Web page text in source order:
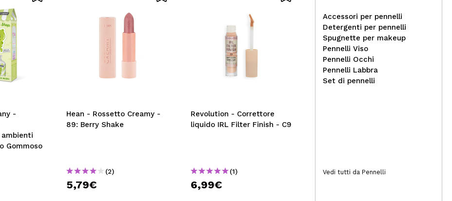
-
Gommoso
Hean - Rossetto Creamy -
89: Berry Shake
(2)
5,79€
Revolution - Correttore
liquido IRL Filter Finish - C9
(1)
6,99€
Martinelia - *Let´s be
mermaids* - Kit trucco per
bambini
(1)
Accessori per pennelli
Detergenti per pennelli
Spugnette per makeup
Pennelli Viso
Pennelli Occhi
Pennelli Labbra
Set di pennelli
Vedi tutti da Pennelli